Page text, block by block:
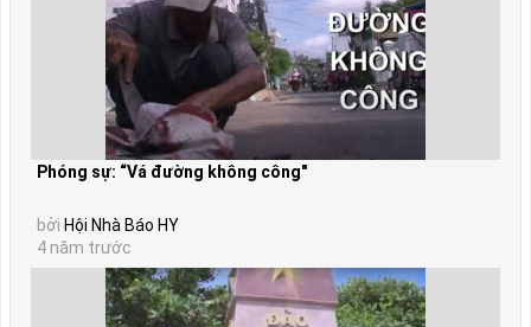
Phóng sự: “Vá đường không công"
bởi Hội Nhà Báo HY
4 năm trước